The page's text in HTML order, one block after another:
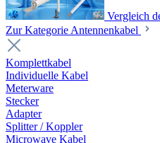
Vergleich
Zur Kategorie Antennenkabel
Komplettkabel
Individuelle Kabel
Meterware
Stecker
Adapter
Splitter / Koppler
Microwave Kabel